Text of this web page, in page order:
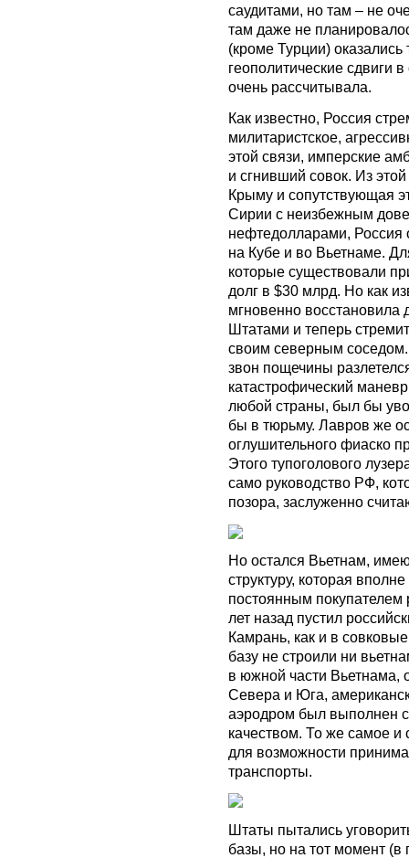
саудитами, но там – не
там даже не
(кроме Турции)
геополитические сдвиги
очень рассчитывала.
Как известно, Россия
милитаристское,
этой связи, имперские
и сгнивший совок. Из
Крыму и сопутствующая
Сирии с неизбежным
нефтедолларами, Россия
на Кубе и во Вьетнаме.
которые существовали
долг в $30 млрд. Но как
мгновенно восстановила
Штатами и теперь
своим северным соседом.
звон пощечины
катастрофический
любой страны, был бы
бы в тюрьму. Лавров же
оглушительного фиаско
Этого тупоголового
само руководство РФ,
позора, заслуженно
Но остался Вьетнам,
структуру, которая
постоянным покупателем
лет назад пустил
Камрань, как и в
базу не строили ни
в южной части Вьетнама,
Севера и Юга,
аэродром был выполнен
качеством. То же самое
для возможности
транспорты.
Штаты пытались
базы, но на тот момент (в